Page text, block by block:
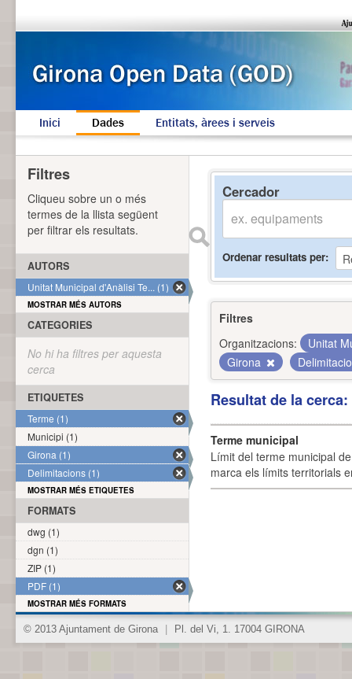
Inici Dades Entitats, àrees i serveis
Cercador
Ordenar resultats per
Filtres
Organitzacions:
Unitat
Girona
Resultat de la
Terme municipal
Límit del terme municipal
marca els límits territorials
Filtres
Cliqueu sobre un o més
termes de la llista següent
per filtrar els resultats.
AUTORS
Unitat Municipal d'Anàlisi Te... (1)
MOSTRAR MÉS AUTORS
CATEGORIES
No hi ha filtres per aquesta
cerca
ETIQUETES
Terme (1)
Municipi (1)
Girona (1)
Delimitacions (1)
MOSTRAR MÉS ETIQUETES
FORMATS
dwg (1)
dgn (1)
ZIP (1)
PDF (1)
MOSTRAR MÉS FORMATS
© 2013 Ajuntament de Girona Pl. del Vi, 1. 17004 GIRONA